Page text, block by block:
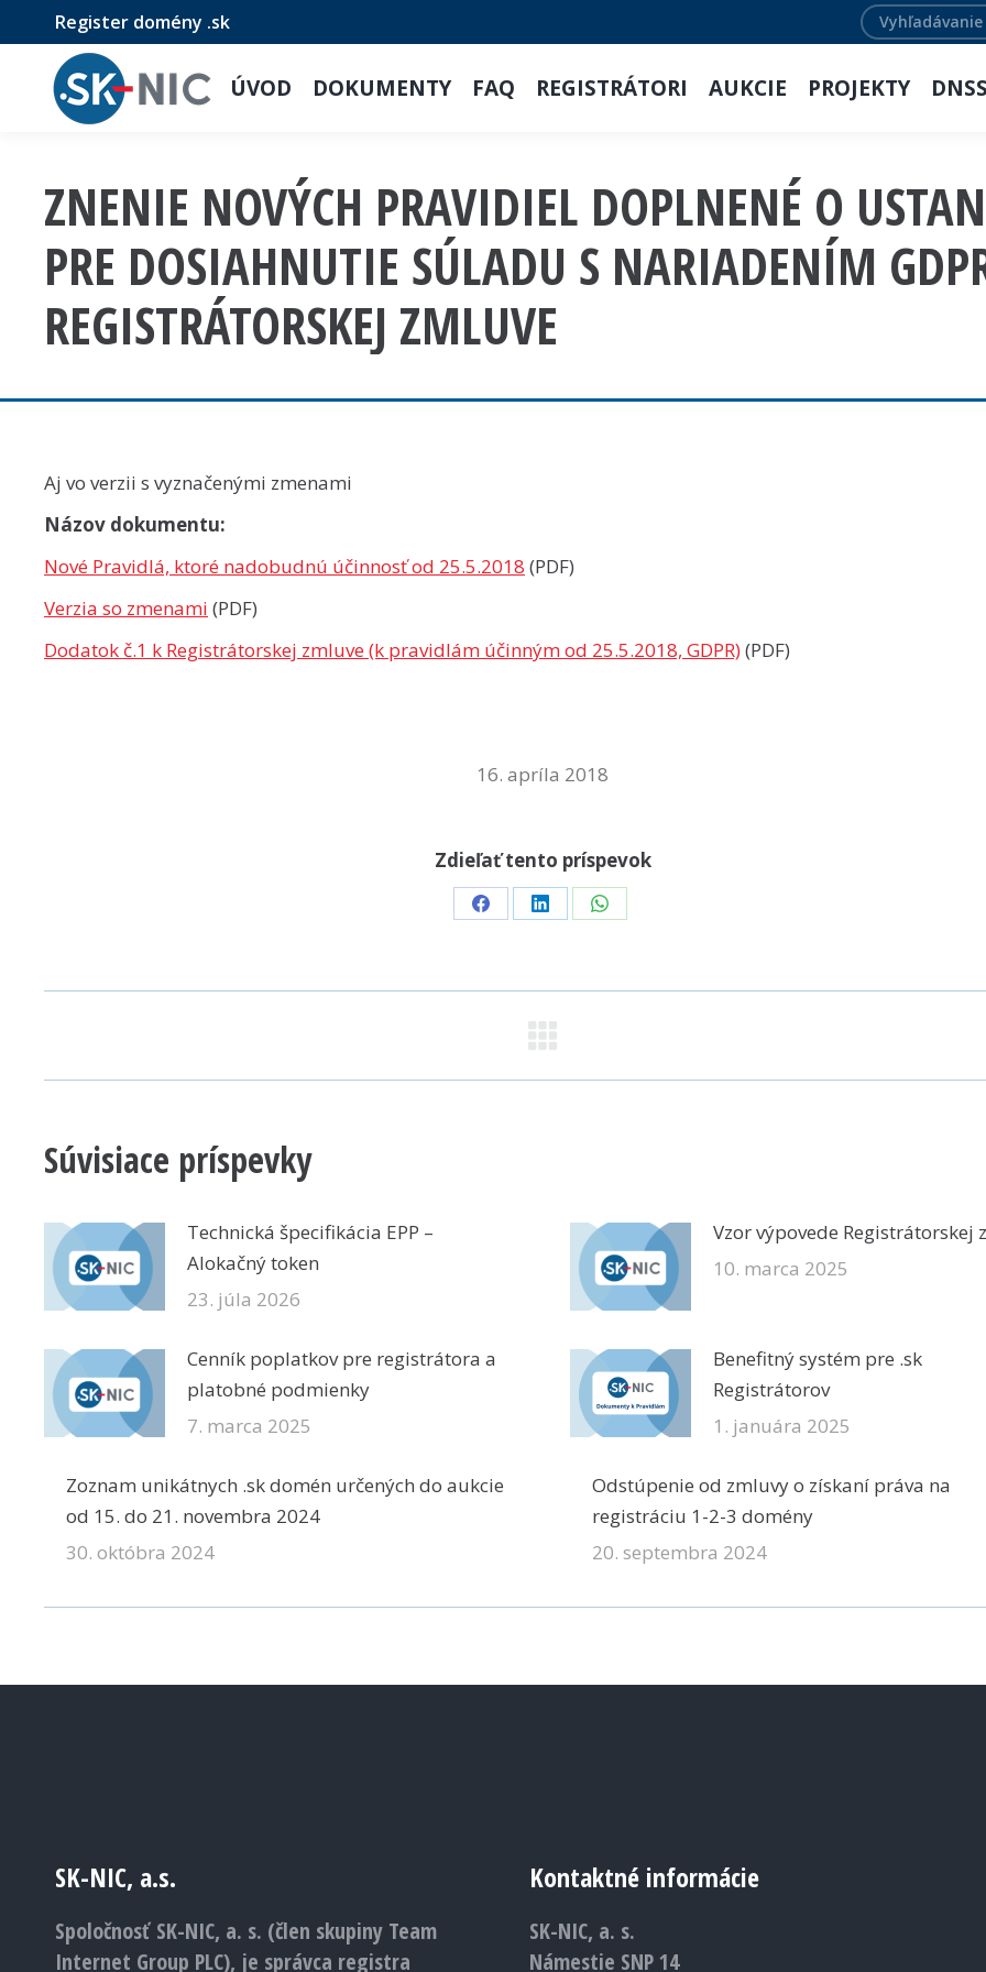
Register domény .sk Search:
ÚVOD DOKUMENTY FAQ REGISTRÁTORI AUKCIE PROJEKTY
ZNENIE NOVÝCH PRAVIDIEL DOPLNENÉ O
PRE DOSIAHNUTIE SÚLADU S NARIADENÍM
REGISTRÁTORSKEJ ZMLUVE
Aj vo verzii s vyznačenými zmenami
Názov dokumentu:
Nové Pravidlá, ktoré nadobudnú účinnosť od 25.5.2018 (PDF)
Verzia so zmenami (PDF)
Dodatok č.1 k Registrátorskej zmluve (k pravidlám účinným od 25.5.2018, GDPR)(PDF)
16. apríla 2018
Zdieľať tento príspevok
Share
Facebook
Share
LinkedIn
Share
WhatsApp
NAVIGATION
Súvisiace príspevky
Technická špecifikácia EPP –
Alokačný token
23. júla 2026
Vzor výpovede Registrátorskej
10. marca 2025
Cenník poplatkov pre registrátora a
platobné podmienky
7. marca 2025
Benefitný systém pre .sk
Registrátorov
1. januára 2025
Zoznam unikátnych .sk domén určených do aukcie
od 15. do 21. novembra 2024
30. októbra 2024
Odstúpenie od zmluvy o získaní práva na
registráciu 1-2-3 domény
20. septembra 2024
SK-NIC, a.s.
Spoločnosť SK-NIC, a. s. (člen skupiny Team
Internet Group PLC), je správca registra
Kontaktné informácie
SK-NIC, a. s.
Námestie SNP 14